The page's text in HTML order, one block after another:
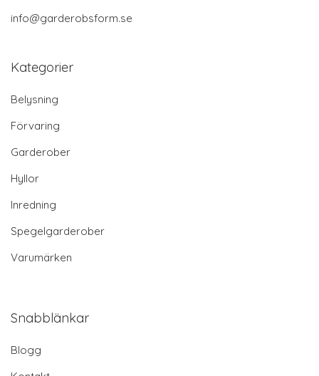
info@garderobsform.se
Kategorier
Belysning
Förvaring
Garderober
Hyllor
Inredning
Spegelgarderober
Varumärken
Snabblänkar
Blogg